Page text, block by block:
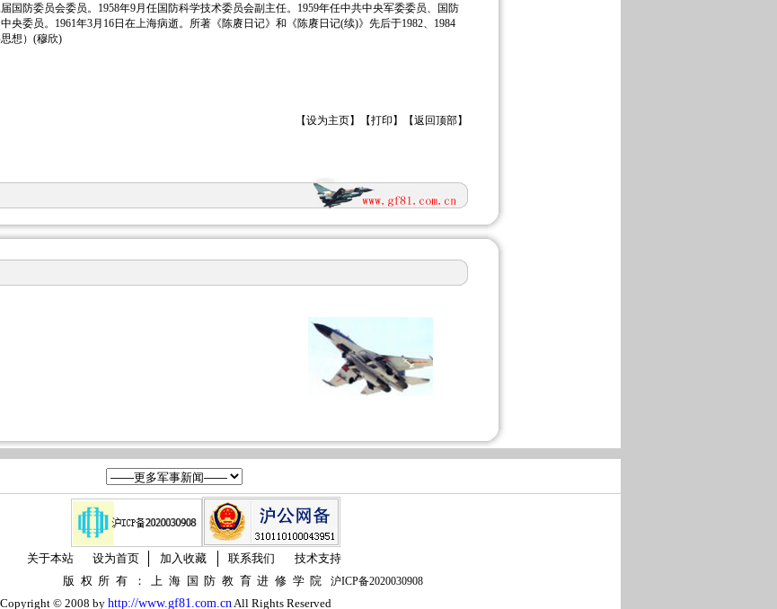
国防委员会委员。1958年9月任国防科学技术委员会副主任。1959年任中共中央军委委员、国防
央委员。1961年3月16日在上海病逝。所著《陈赓日记》和《陈赓日记(续)》先后于1982、1984
想）(穆欣)
【设为主页】【打印 】【返回顶部】